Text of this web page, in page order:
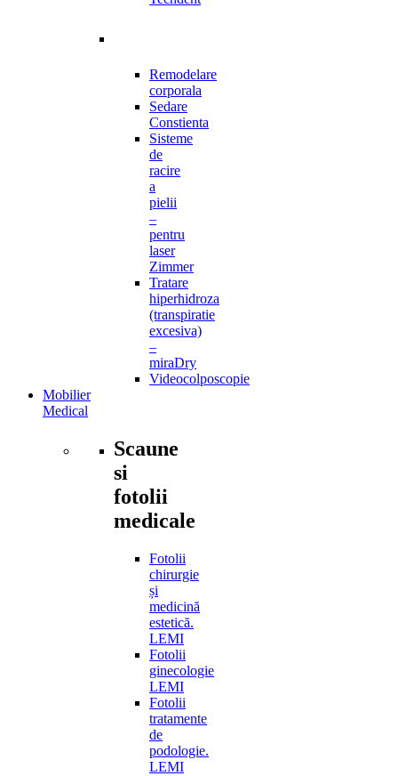
Remodelare
corporala
Sedare
Constienta
Sisteme
de
racire
a
pielii
–
pentru
laser
Zimmer
Tratare
hiperhidroza
(transpiratie
excesiva)
–
miraDry
Videocolposcopie
Mobilier
Medical
Scaune
si
fotolii
medicale
Fotolii
chirurgie
și
medicină
estetică.
LEMI
Fotolii
ginecologie
LEMI
Fotolii
tratamente
de
podologie.
LEMI